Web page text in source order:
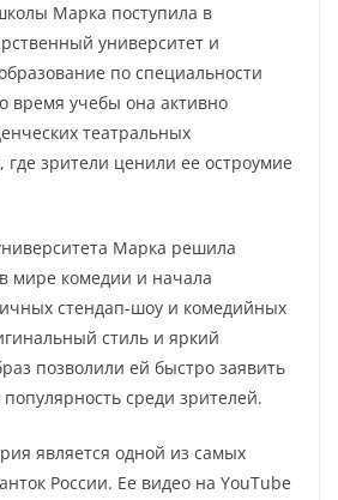
Марка поступила в
университет и
по специальности
время учебы она активно
театральных
где зрители ценили ее остроумие
Марка решила
мире комедии и начала
стендап-шоу и комедийных
стиль и яркий
позволили ей быстро заявить
среди зрителей.
является одной из самых
России. Ее видео на YouTube